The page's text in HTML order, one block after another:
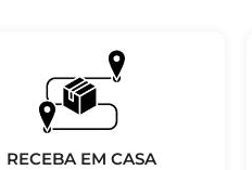
RECEBA EM CASA